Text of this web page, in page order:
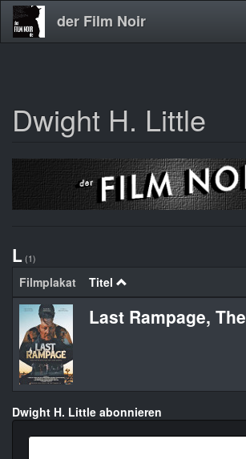
Direkt
zum
der Film Noir
Dwight H. Little
L (1)
Filmplakat Titel
Last Rampage, The
Dwight H. Little abonnieren